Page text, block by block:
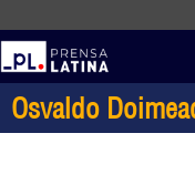
Osvaldo